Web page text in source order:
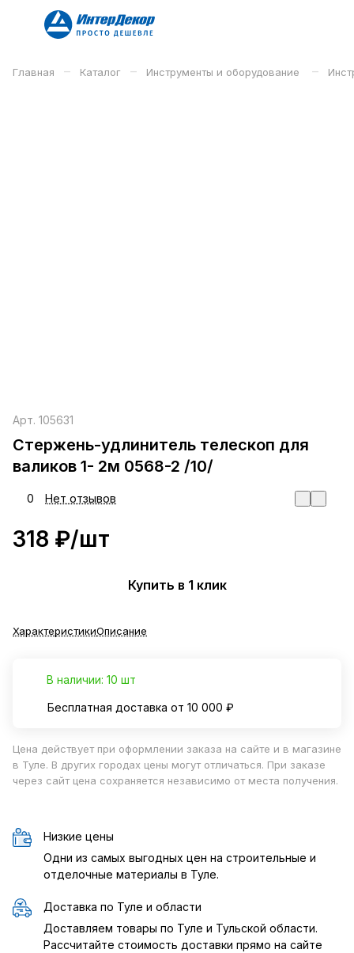
Главная – Каталог – Инструменты и оборудование –
Арт. 105631
Стержень-удлинитель телескоп для
валиков 1- 2м 0568-2 /10/
0 Нет отзывов
318 ₽/шт
Купить в 1 клик
ХарактеристикиОписание
В наличии: 10 шт
Бесплатная доставка от 10 000 ₽
Цена действует при оформлении заказа на сайте и в магазине
в Туле. В других городах цены могут отличаться. При заказе
через сайт цена сохраняется независимо от места получения.
Низкие цены
Одни из самых выгодных цен на строительные и
отделочные материалы в Туле.
Доставка по Туле и области
Доставляем товары по Туле и Тульской области.
Рассчитайте стоимость доставки прямо на сайте